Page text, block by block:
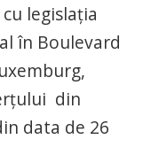
legislația
în Boulevard
din
data de 26